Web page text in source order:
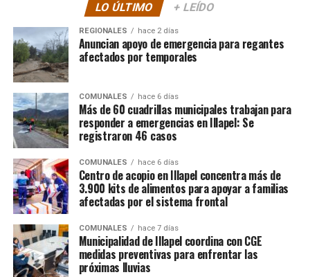
LO ÚLTIMO + LEÍDO
REGIONALES hace 2 días
Anuncian apoyo de emergencia para regantes
afectados por temporales
COMUNALES hace 6 días
Más de 60 cuadrillas municipales trabajan para
responder a emergencias en Illapel: Se
registraron 46 casos
COMUNALES hace 6 días
Centro de acopio en Illapel concentra más de
3.900 kits de alimentos para apoyar a familias
afectadas por el sistema frontal
COMUNALES hace 7 días
Municipalidad de Illapel coordina con CGE
medidas preventivas para enfrentar las
próximas lluvias